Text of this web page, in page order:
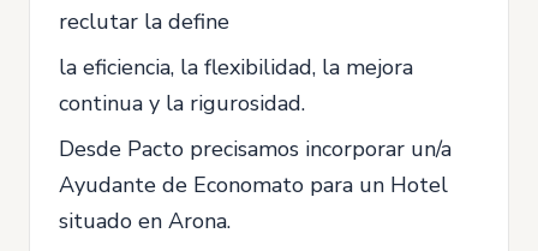
reclutar la define
la eficiencia, la flexibilidad, la mejora
continua y la rigurosidad.
Desde Pacto precisamos incorporar un/a
Ayudante de Economato para un Hotel
situado en Arona.